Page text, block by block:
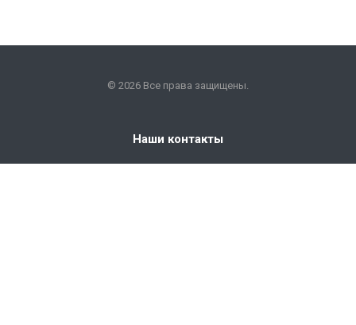
© 2026 Все права защищены.
Наши контакты